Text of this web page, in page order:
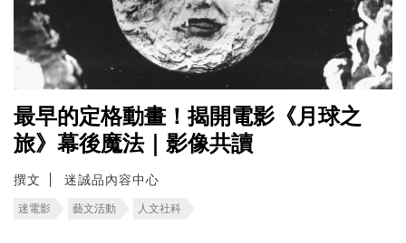
最早的定格動畫！揭開電影《月球之
旅》幕後魔法｜影像共讀
撰文 迷誠品內容中心
迷電影 藝文活動 人文社科